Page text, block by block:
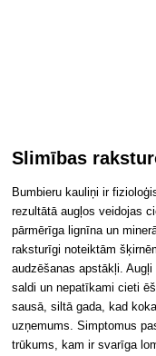
Slimības
Bumbieru kauliņi ir
rezultātā augļos veidojas
pārmērīga lignīna un
raksturīgi noteiktām
audzēšanas apstākļi.
saldi un nepatīkami cieti
sausā, siltā gada, kad
uzņemums. Simptomus
trūkums, kam ir svarīga